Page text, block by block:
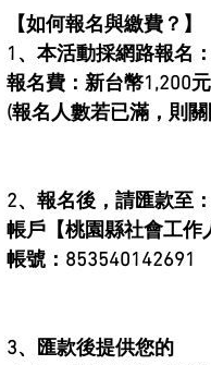
【如何報名與繳費？】
1、本活動採網路報名
報名費：新台幣1,200元
(報名人數若已滿，則
2、報名後，請匯款至
帳戶【桃園縣社會工作
帳號：853540142691
3、匯款後提供您的